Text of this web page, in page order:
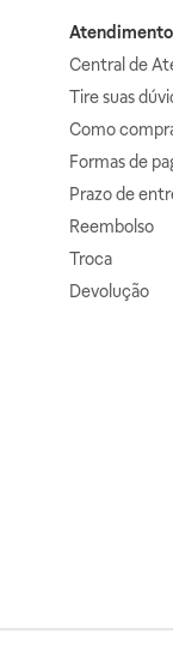
Atendimento
Central de
Tire suas
Como
Formas de
Prazo de
Reembolso
Troca
Devolução